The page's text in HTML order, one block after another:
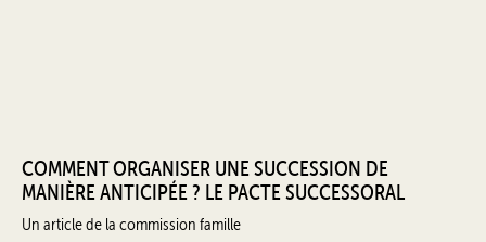
COMMENT ORGANISER UNE SUCCESSION DE
MANIÈRE ANTICIPÉE ? LE PACTE SUCCESSORAL
Un article de la commission famille